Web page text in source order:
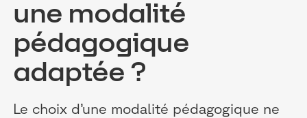
une modalité
pédagogique
adaptée ?
Le choix d’une modalité pédagogique ne